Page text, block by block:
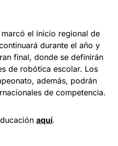
el inicio regional de
durante el año y
final, donde se definirán
de robótica escolar. Los
además, podrán
de competencia.
aquí.